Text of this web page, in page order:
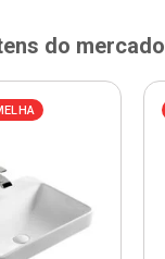
do mercado